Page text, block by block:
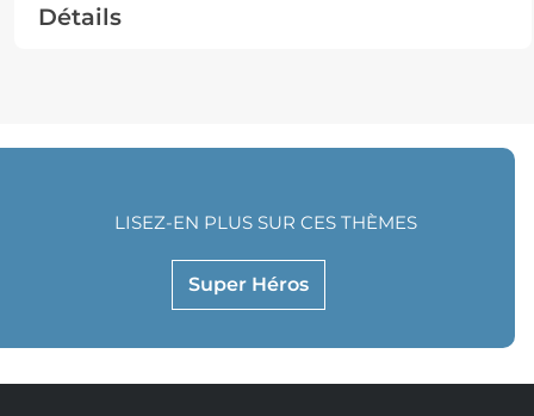
Détails
Super Héros
LISEZ-EN PLUS SUR CES THÈMES